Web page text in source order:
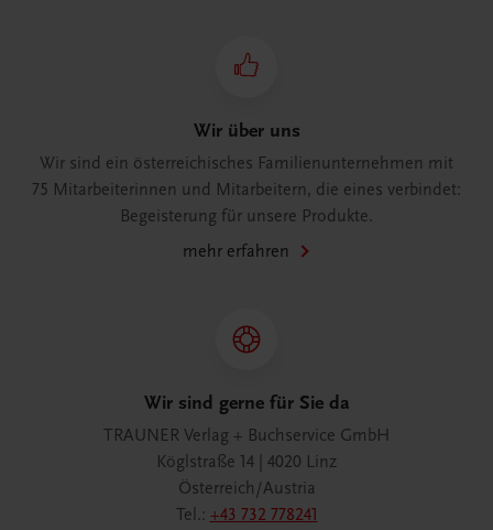
Wir über uns
Wir sind ein österreichisches Familienunternehmen mit
75 Mitarbeiterinnen und Mitarbeitern, die eines verbindet:
Begeisterung für unsere Produkte.
mehr erfahren
Wir sind gerne für Sie da
TRAUNER Verlag + Buchservice GmbH
Köglstraße 14 | 4020 Linz
Österreich/Austria
Tel.: +43 732 778241